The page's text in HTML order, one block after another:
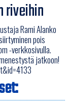
riveihin
Rami Alanko
pois
-verkkosivulla.
jatkoon!